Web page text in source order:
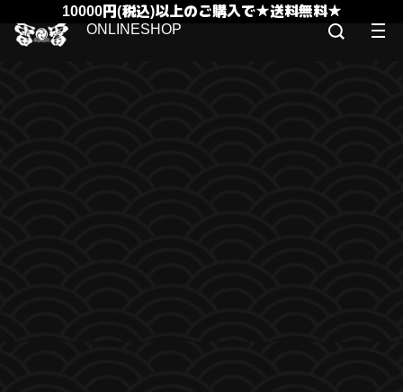
10000円(税込)以上のご購入で★送料無料★
ONLINESHOP